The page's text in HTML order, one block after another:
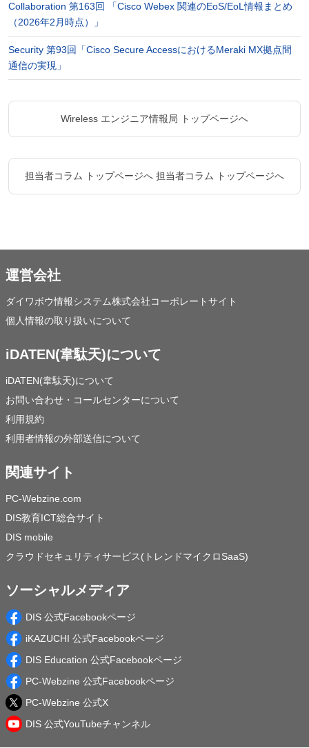
Collaboration 第163回 「Cisco Webex 関連のEoS/EoL情報まとめ
（2026年2月時点）」
Security 第93回「Cisco Secure AccessにおけるMeraki MX拠点間
通信の実現」
Wireless エンジニア情報局 トップページへ
担当者コラム トップページへ 担当者コラム トップページへ
運営会社
ダイワボウ情報システム株式会社コーポレートサイト
個人情報の取り扱いについて
iDATEN(韋駄天)について
iDATEN(韋駄天)について
お問い合わせ・コールセンターについて
利用規約
利用者情報の外部送信について
関連サイト
PC-Webzine.com
DIS教育ICT総合サイト
DIS mobile
クラウドセキュリティサービス(トレンドマイクロSaaS)
ソーシャルメディア
DIS 公式Facebookページ
iKAZUCHI 公式Facebookページ
DIS Education 公式Facebookページ
PC-Webzine 公式Facebookページ
PC-Webzine 公式X
DIS 公式YouTubeチャンネル